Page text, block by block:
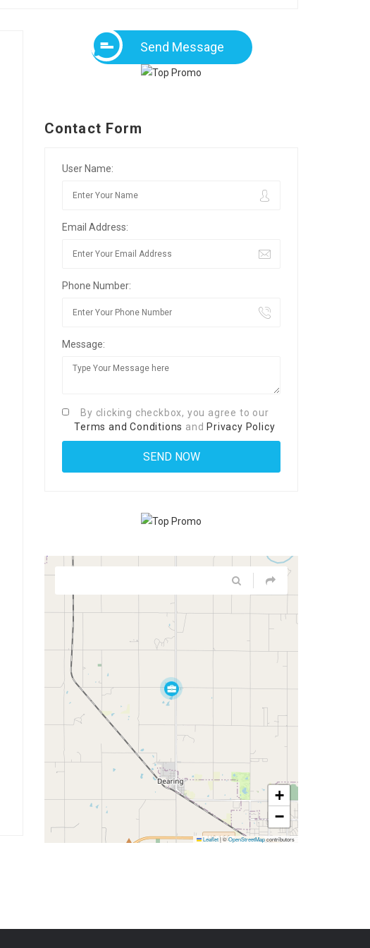
Send Message
Contact Form
User Name:
Email Address:
Phone Number:
Message:
By clicking checkbox, you agree to our
Terms and Conditions and Privacy Policy
+
−
Leaflet|©OpenStreetMapcontributors